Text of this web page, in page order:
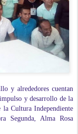
y alrededores cuentan
y desarrollo de la
la Cultura Independiente
Segunda, Alma Rosa